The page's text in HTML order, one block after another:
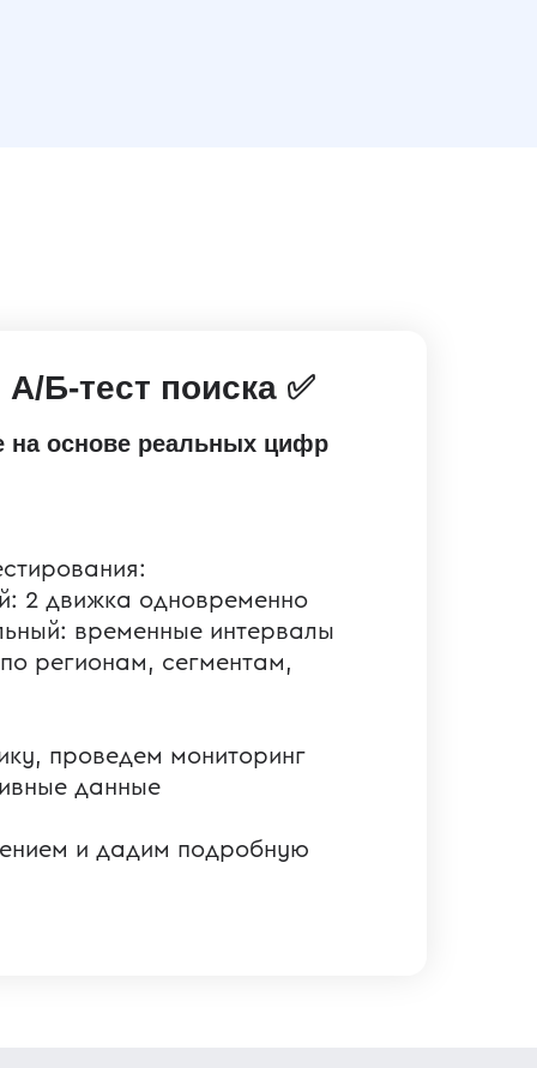
Б-тест поиска ✅
на основе реальных цифр
2 движка одновременно
временные интервалы
регионам, сегментам,
проведем мониторинг
данные
и дадим подробную